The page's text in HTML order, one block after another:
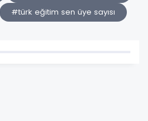
#türk eğitim sen üye sayısı